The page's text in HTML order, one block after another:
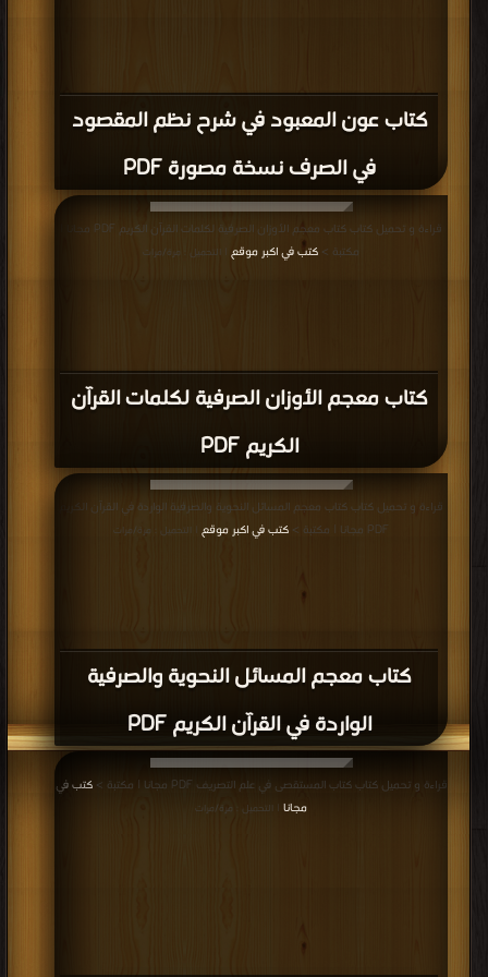
كتاب عون المعبود في شرح نظم المقصود
في الصرف نسخة مصورة PDF
كتاب معجم الأوزان الصرفية لكلمات القرآن
الكريم PDF
قراءة و تحميل كتاب كتاب معجم الأوزان الصرفية لكلمات القرآن الكريم PDF مجانا |
مكتبة > كتب في اكبر موقع | التحميل : مرة/مرات
كتاب معجم المسائل النحوية والصرفية
الواردة في القرآن الكريم PDF
قراءة و تحميل كتاب كتاب معجم المسائل النحوية والصرفية الواردة في القرآن الكريم
PDF مجانا | مكتبة >
كتب في اكبر موقع | التحميل : مرة/مرات
قراءة و تحميل كتاب كتاب المستقصى في علم التصريف PDF مجانا | مكتبة >
كتب في
مجانا | التحميل : مرة/مرات